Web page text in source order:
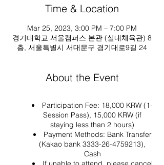
Time & Location
Mar 25, 2023, 3:00 PM – 7:00 PM
경기대학교 서울캠퍼스 본관 (실내체육관) 8
층, 서울특별시 서대문구 경기대로9길 24
About the Event
Participation Fee: 18,000 KRW (1-
Session Pass), 15,000 KRW (if
staying less than 2 hours)
Payment Methods: Bank Transfer
(Kakao bank 3333-26-4759213),
Cash